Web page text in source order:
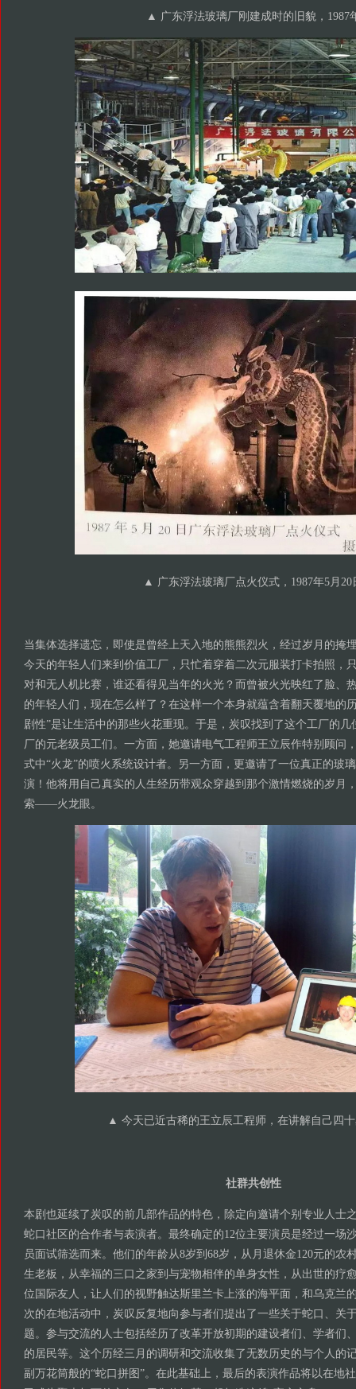
▲ 广东浮法玻璃厂刚建成时的旧貌，1987
▲ 广东浮法玻璃厂点火仪式，1987年5月20
当集体选择遗忘，即使是曾经上天入地的熊熊烈火，经过岁月的掩
今天的年轻人们来到价值工厂，只忙着穿着二次元服装打卡拍照，
对和无人机比赛，谁还看得见当年的火光？而曾被火光映红了脸、
的年轻人们，现在怎么样了？在这样一个本身就蕴含着翻天覆地的
剧性”是让生活中的那些火花重现。于是，炭叹找到了这个工厂的
厂的元老级员工们。一方面，她邀请电气工程师王立辰作特别顾问
式中“火龙”的喷火系统设计者。另一方面，更邀请了一位真正的玻
演！他将用自己真实的人生经历带观众穿越到那个激情燃烧的岁月
索——火龙眼。
▲ 今天已近古稀的王立辰工程师，在讲解自己四
社群共创性
本剧也延续了炭叹的前几部作品的特色，除定向邀请个别专业人士
蛇口社区的合作者与表演者。最终确定的12位主要演员是经过一场
员面试筛选而来。他们的年龄从8岁到68岁，从月退休金120元的农
生老板，从幸福的三口之家到与宠物相伴的单身女性，从出世的疗
位国际友人，让人们的视野触达斯里兰卡上涨的海平面，和乌克
次的在地活动中，炭叹反复地向参与者们提出了一些关于蛇口、关
题。参与交流的人士包括经历了改革开放初期的建设者们、学者们
的居民等。这个历经三月的调研和交流收集了无数历史的与个人的
副万花筒般的“蛇口拼图”。在此基础上，最后的表演作品将以在地